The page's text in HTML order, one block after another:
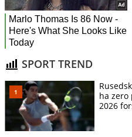
SPORT TREND
ha zero
2026